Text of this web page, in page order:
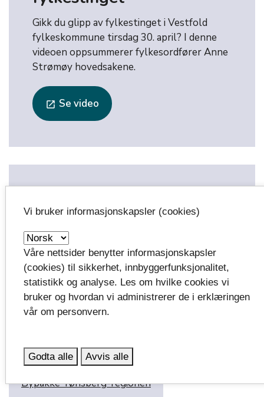
Gikk du glipp av fylkestinget i Vestfold
fylkeskommune tirsdag 30. april? I denne
videoen oppsummerer fylkesordfører Anne
Strømøy hovedsakene.
launch Se video
finner du her.
Emneord:
Samferdsel Politikk
Bypakke Tønsberg-regionen
Vi bruker informasjonskapsler (cookies)
Våre nettsider benytter informasjonskapsler
(cookies) til sikkerhet, innbyggerfunksjonalitet,
statistikk og analyse. Les om hvilke cookies vi
bruker og hvordan vi administrerer de i erklæringen
vår om personvern.
Godta alle Avvis alle